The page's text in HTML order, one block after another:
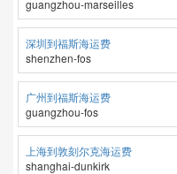
guangzhou-marseilles
深圳到福斯海运费
shenzhen-fos
广州到福斯海运费
guangzhou-fos
上海到敦刻尔克海运费
shanghai-dunkirk